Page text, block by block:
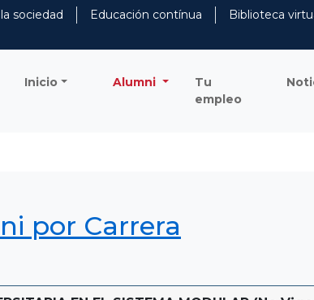
sociedad Educación contínua
Biblioteca
Inicio Alumni
Tu
empleo
por Carrera